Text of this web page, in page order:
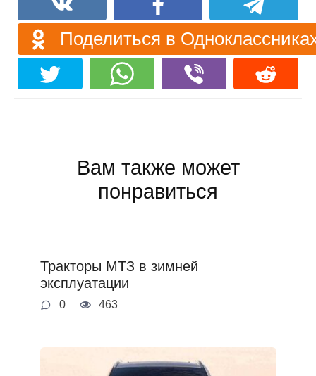
Поделиться в
Вам также может
понравиться
Тракторы МТЗ в зимней
эксплуатации
0 463